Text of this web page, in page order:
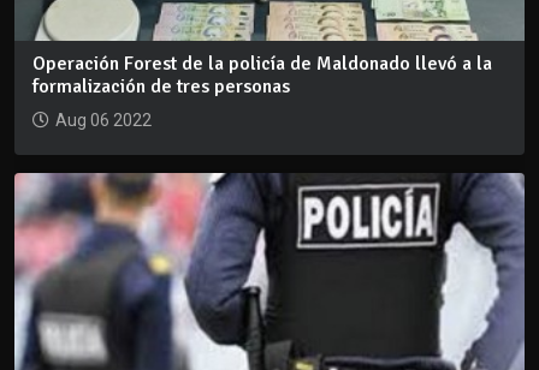
Operación Forest de la policía de Maldonado llevó a la
formalización de tres personas
Aug 06 2022